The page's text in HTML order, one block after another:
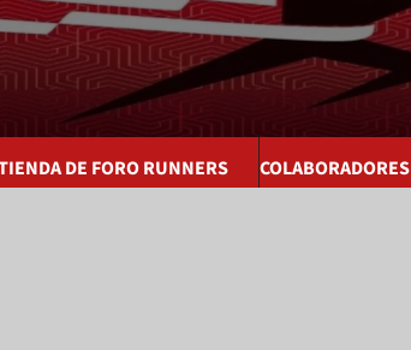
DE FORO RUNNERS COLABORADORES